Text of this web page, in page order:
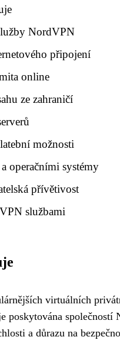
NordVPN
připojení
online
ze zahraničí
možnosti
operačními systémy
přívětivost
službami
virtuálních
poskytována
a důrazu na